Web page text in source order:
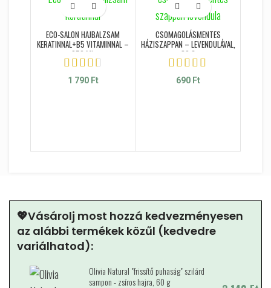
ECO-SALON HAJBALZSAM
KERATINNAL+B5 VITAMINNAL –
250 ML
1 790 Ft
CSOMAGOLÁSMENTES
HÁZISZAPPAN – LEVENDULÁVAL,
80 G
690 Ft
💖Vásárolj most hozzá kedvezményesen
az alábbi termékek közűl (kedvedre
variálhatod):
Olivia Natural "frissítő puhaság" szilárd
sampon - zsíros hajra, 60 g